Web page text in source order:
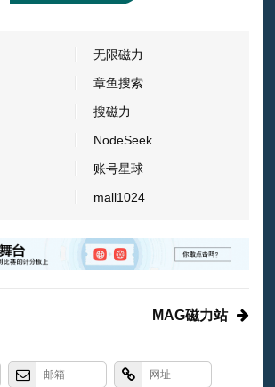
无限磁力
章鱼搜索
搜磁力
NodeSeek
账号星球
mall1024
MAG磁力站